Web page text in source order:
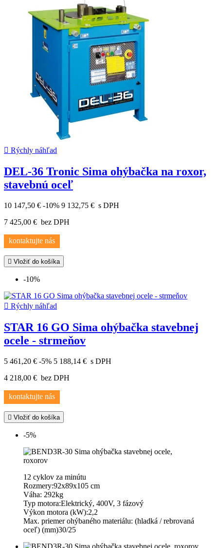
 Rýchly náhľad
DEL-36 Tronic Sima ohýbačka na roxor,
stavebnú oceľ
10 147,50 € -10% 9 132,75 € s DPH
7 425,00 € bez DPH
kontaktujte nás
 Vložiť do košíka
-10%
 Rýchly náhľad
STAR 16 GO Sima ohýbačka stavebnej
ocele - strmeňov
5 461,20 € -5% 5 188,14 € s DPH
4 218,00 € bez DPH
kontaktujte nás
 Vložiť do košíka
-5%
12 cyklov za minútu
Rozmery:92x89x105 cm
Váha: 292kg
Typ motora:Elektrický, 400V, 3 fázový
Výkon motora (kW):2,2
Max. priemer ohýbaného materiálu: (hladká / rebrovaná
oceľ) (mm)30/25